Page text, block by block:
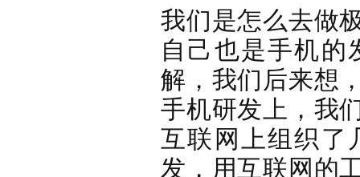
我们是怎么去做
自己也是手机
解，我们后来想
手机研发上，我
互联网上组织了
发，用互联网的